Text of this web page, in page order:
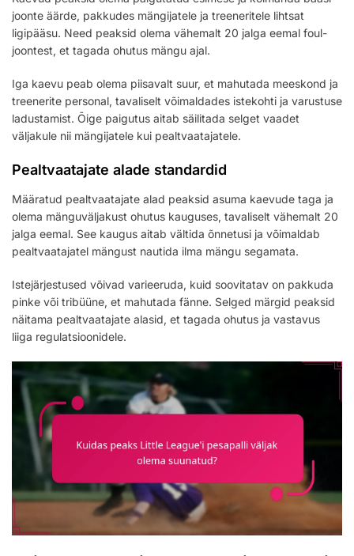
joonte äärde, pakkudes mängijatele ja treeneritele lihtsat
ligipääsu. Need peaksid olema vähemalt 20 jalga eemal foul-
joontest, et tagada ohutus mängu ajal.
Iga kaevu peab olema piisavalt suur, et mahutada meeskond ja
treenerite personal, tavaliselt võimaldades istekohti ja varustuse
ladustamist. Õige paigutus aitab säilitada selget vaadet
väljakule nii mängijatele kui pealtvaatajatele.
Pealtvaatajate alade standardid
Määratud pealtvaatajate alad peaksid asuma kaevude taga ja
olema mänguväljakust ohutus kauguses, tavaliselt vähemalt 20
jalga eemal. See kaugus aitab vältida õnnetusi ja võimaldab
pealtvaatajatel mängust nautida ilma mängu segamata.
Istejärjestused võivad varieeruda, kuid soovitatav on pakkuda
pinke või tribüüne, et mahutada fänne. Selged märgid peaksid
näitama pealtvaatajate alasid, et tagada ohutus ja vastavus
liiga regulatsioonidele.